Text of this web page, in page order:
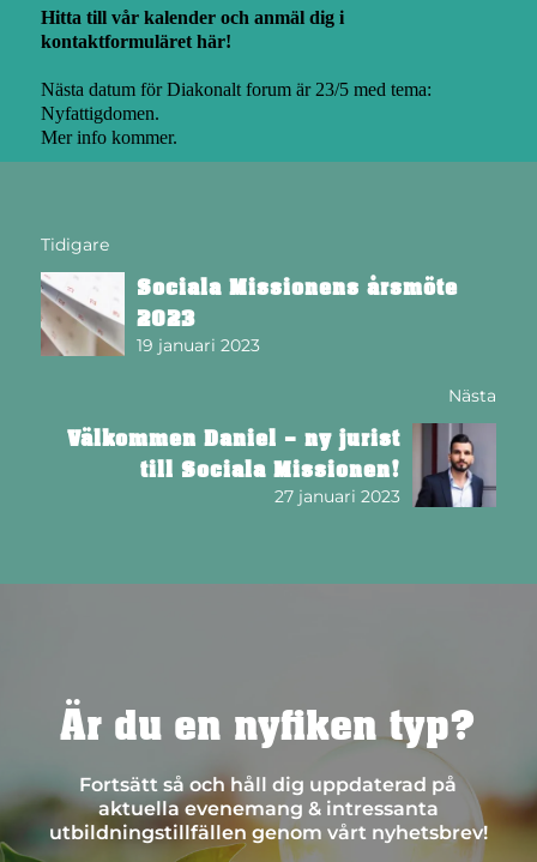
Hitta till vår kalender och anmäl dig i
kontaktformuläret här!
Nästa datum för Diakonalt forum är 23/5 med tema:
Nyfattigdomen.
Mer info kommer.
Tidigare
Sociala Missionens årsmöte
2023
19 januari 2023
Nästa
Välkommen Daniel – ny jurist
till Sociala Missionen!
27 januari 2023
Är du en nyfiken typ?
Fortsätt så och håll dig uppdaterad på
aktuella evenemang & intressanta
utbildningstillfällen genom vårt nyhetsbrev!